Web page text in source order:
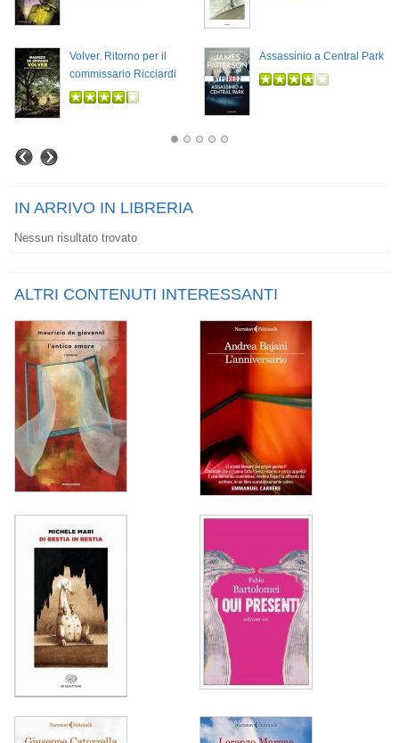
Volver. Ritorno per il
commissario Ricciardi
Assassinio a Central Park
IN ARRIVO IN LIBRERIA
Nessun risultato trovato
ALTRI CONTENUTI INTERESSANTI